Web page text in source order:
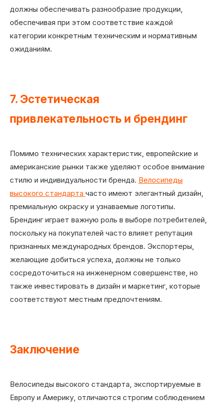
должны обеспечивать разнообразие продукции,
обеспечивая при этом соответствие каждой
категории конкретным техническим и нормативным
ожиданиям.
7. Эстетическая
привлекательность и брендинг
Помимо технических характеристик, европейские и
американские рынки также уделяют особое внимание
стилю и индивидуальности бренда. Велосипеды
высокого стандарта часто имеют элегантный дизайн,
премиальную окраску и узнаваемые логотипы.
Брендинг играет важную роль в выборе потребителей,
поскольку на покупателей часто влияет репутация
признанных международных брендов. Экспортеры,
желающие добиться успеха, должны не только
сосредоточиться на инженерном совершенстве, но
также инвестировать в дизайн и маркетинг, которые
соответствуют местным предпочтениям.
Заключение
Велосипеды высокого стандарта, экспортируемые в
Европу и Америку, отличаются строгим соблюдением